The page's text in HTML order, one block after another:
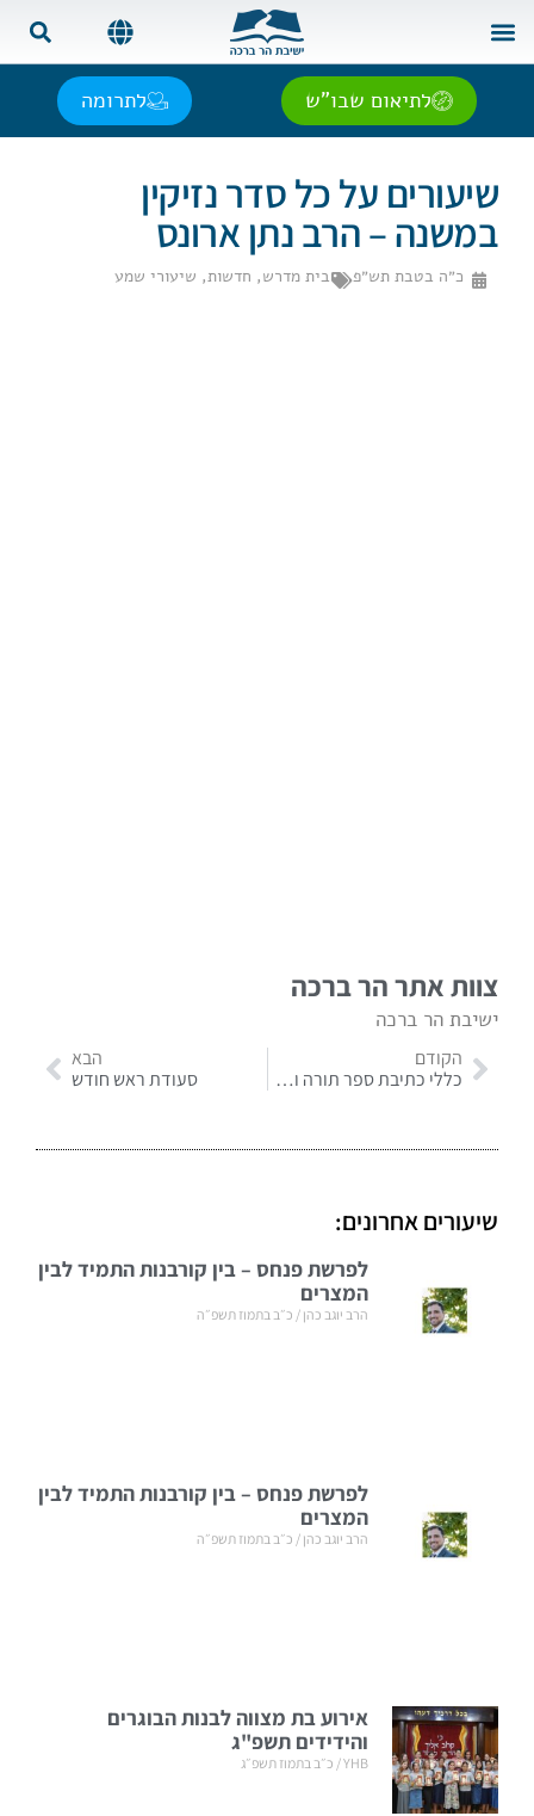
לתיאום שבו"ש לתרומה
שיעורים על כל סדר נזיקין
במשנה – הרב נתן ארונס
כ״ה בטבת תש״פ בית מדרש, חדשות, שיעורי שמע
צוות אתר הר ברכה
ישיבת הר ברכה
הקודם
כללי כתיבת ספר תורה וטעויות הפוסלות – הלכות כתיבת ספר תורה | הרב אליעזר מלמד
הבא
סעודת ראש חודש
שיעורים אחרונים:
לפרשת פנחס – בין קורבנות התמיד לבין
המצרים
הרב יוגב כהן כ״ב בתמוז תשפ״ה
לפרשת פנחס – בין קורבנות התמיד לבין
המצרים
הרב יוגב כהן כ״ב בתמוז תשפ״ה
אירוע בת מצווה לבנות הבוגרים
והידידים תשפ"ג
YHB כ״ב בתמוז תשפ״ג